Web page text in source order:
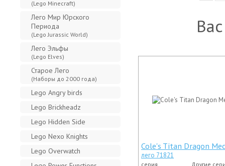
Cole's Titan Dragon
лего 71821
серия
Другие
(Lego Minecraft)
Лего Мир Юрского
Периода
(Lego Jurassic World)
Лего Эльфы
(Lego Elves)
Старое Лего
(Наборы до 2000 года)
Lego Angry birds
Lego Brickheadz
Lego Hidden Side
Lego Nexo Knights
Lego Overwatch